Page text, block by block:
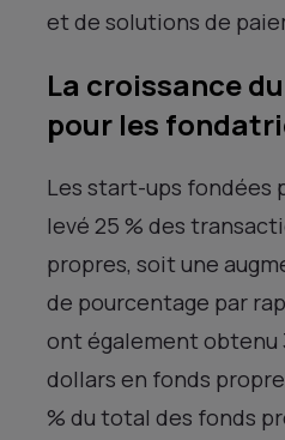
et de solutions de
La croissance
pour les
Les start-ups fondées
levé 25 % des
propres, soit une
de pourcentage par
ont également obtenu
dollars en fonds
% du total des fonds